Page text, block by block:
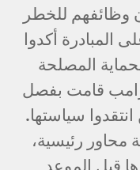
وظائفهم للخطر
المبادرة أكدوا
المصلحة
ترامب قامت بفصل
سياستها.
محاور رئيسية،
قبل الموعد